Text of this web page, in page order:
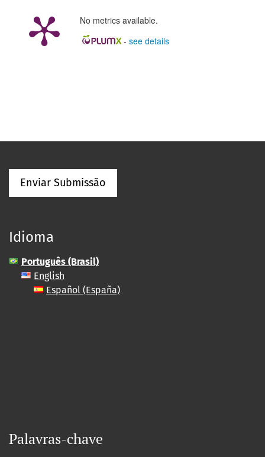
No metrics available.
- see details
Enviar Submissão
Idioma
Português (Brasil)
English
Español (España)
Palavras-chave